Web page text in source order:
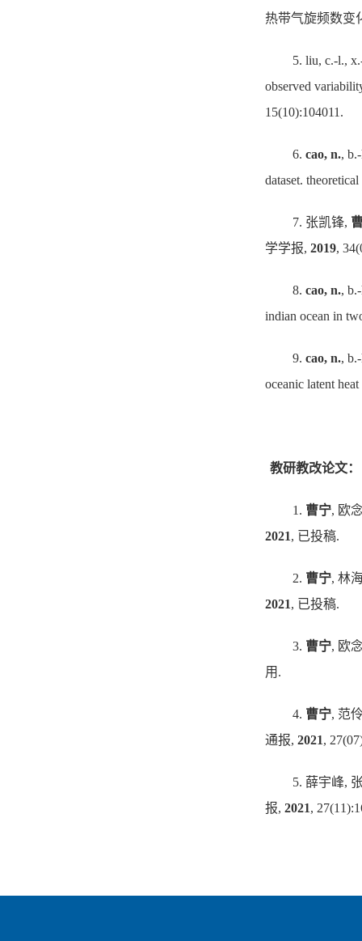
热带气旋频数变
5. liu, c.-l.,
observed
15(10):104011.
6. cao, n.,
dataset.
7. 张凯锋,
学学报, 2019,
8. cao, n.,
indian ocean in
9. cao, n.,
oceanic latent
教研教改论文：
1. 曹宁, 欧
2021, 已投稿.
2. 曹宁, 林
2021, 已投稿.
3. 曹宁, 欧
用 .
4. 曹宁, 范
通报, 2021,
5. 薛宇峰,
报, 2021,